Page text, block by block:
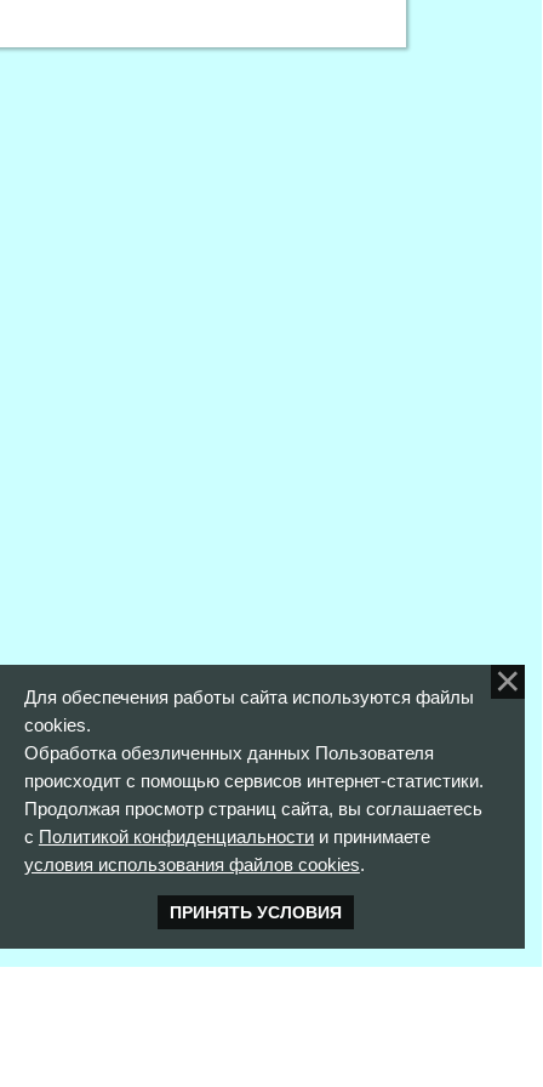
Для обеспечения работы сайта используются файлы
cookies.
Обработка обезличенных данных Пользователя
происходит с помощью сервисов интернет-статистики.
Продолжая просмотр страниц сайта, вы соглашаетесь
с Политикой конфиденциальностии принимаете
условия использования файлов cookies.
ПРИНЯТЬ УСЛОВИЯ